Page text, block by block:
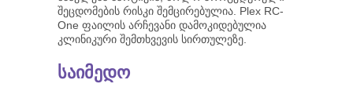
შეცდომების რისკი შემცირებულია. Plex RC-
One ფაილის არჩევანი დამოკიდებულია
კლინიკური შემთხვევის სირთულეზე.
საიმედო